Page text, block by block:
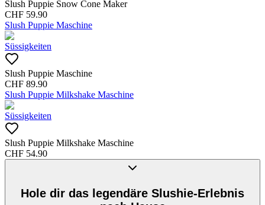
Slush Puppie Snow Cone Maker
CHF 59.90
Slush Puppie Maschine
Süssigkeiten
Slush Puppie Maschine
CHF 89.90
Slush Puppie Milkshake Maschine
Süssigkeiten
Slush Puppie Milkshake Maschine
CHF 54.90
Hole dir das legendäre Slushie-Erlebnis